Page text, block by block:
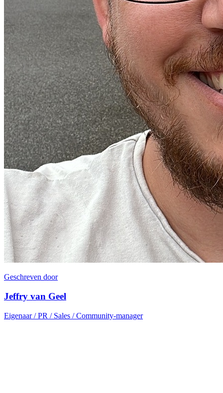
Geschreven door
Jeffry van Geel
Eigenaar / PR / Sales / Community-manager